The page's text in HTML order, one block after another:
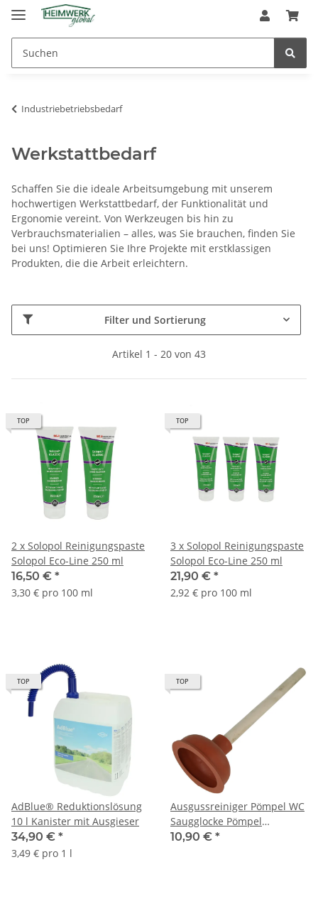
Industriebetriebsbedarf
Werkstattbedarf
Schaffen Sie die ideale Arbeitsumgebung mit unserem
hochwertigen Werkstattbedarf, der Funktionalität und
Ergonomie vereint. Von Werkzeugen bis hin zu
Verbrauchsmaterialien – alles, was Sie brauchen, finden Sie
bei uns! Optimieren Sie Ihre Projekte mit erstklassigen
Produkten, die die Arbeit erleichtern.
Filter und Sortierung
Artikel 1 - 20 von 43
TOP
2 x Solopol Reinigungspaste
Solopol Eco-Line 250 ml
16,50 € *
3,30 € pro 100 ml
TOP
3 x Solopol Reinigungspaste
Solopol Eco-Line 250 ml
21,90 € *
2,92 € pro 100 ml
TOP
AdBlue® Reduktionslösung
10 l Kanister mit Ausgieser
34,90 € *
3,49 € pro 1 l
TOP
Ausgussreiniger Pömpel WC
Saugglocke Pömpel
Abflußreiniger Ø 111 mm
10,90 € *